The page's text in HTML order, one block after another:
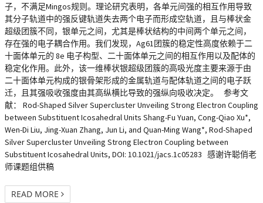
子，不满足Mingos规则。理论研究表明，各单元间强的相互作用导致
其分子轨道中的强反键轨道失去两个电子而形成空轨道，且与棒状金
超级团簇不同，银单元之间，尤其是棒状结构的中间两个单元之间，
存在强的电子耦合作用。我们发现，Ag61团簇的稳定性高度依赖于二
十面体单元的 8e 电子构型、二十面体单元之间的相互作用以及配体的
稳定化作用。此外，该一维棒状银超级团簇的高吸光度主要来源于由
二十面体单元构成的银骨架形成的金属轨道与配体轨道之间的电子跃
迁，且其强吸收强度由其高纵横比导致的强纵向吸收决定。 参考文
献： Rod-Shaped Silver Supercluster Unveiling Strong Electron Coupling
between Substituent Icosahedral Units Shang-Fu Yuan, Cong-Qiao Xu*,
Wen-Di Liu, Jing-Xuan Zhang, Jun Li, and Quan-Ming Wang*, Rod-Shaped
Silver Supercluster Unveiling Strong Electron Coupling between
Substituent Icosahedral Units, DOI: 10.1021/jacs.1c05283 感谢许聪俏老
师课题组供稿
READ MORE